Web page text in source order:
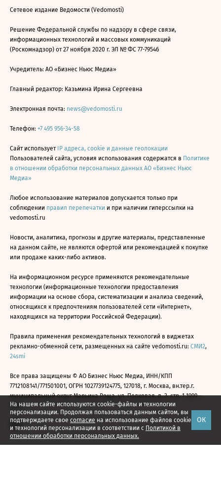
На нашем сайте используются cookie-файлы и технологии
персонализации. Продолжая пользоваться данным сайтом, вы
подтверждаете свое согласие на использование файлов cookie
и технологий персонализации в соответствии с Политикой в
отношении обработки персональных данных.
ОК
Сетевое издание Ведомости (Vedomosti)
Решение Федеральной службы по надзору в сфере связи,
информационных технологий и массовых коммуникаций
(Роскомнадзор) от 27 ноября 2020 г. ЭЛ № ФС 77-79546
Учредитель: АО «Бизнес Ньюс Медиа»
Главный редактор: Казьмина Ирина Сергеевна
Электронная почта: news@vedomosti.ru
Телефон: +7 495 956-34-58
Сайт использует IP адреса, cookie и данные геолокации
Пользователей сайта, условия использования содержатся в Политике
в отношении обработки персональных данных АО «Бизнес Ньюс
Медиа»
Любое использование материалов допускается только при
соблюдении правил перепечатки и при наличии гиперссылки на
vedomosti.ru
Новости, аналитика, прогнозы и другие материалы, представленные
на данном сайте, не являются офертой или рекомендацией к покупке
или продаже каких-либо активов.
На информационном ресурсе применяются рекомендательные
технологии (информационные технологии предоставления
информации на основе сбора, систематизации и анализа сведений,
относящихся к предпочтениям пользователей сети «Интернет»,
находящихся на территории Российской Федерации).
Правила применения рекомендательных технологий в виджетах
рекламно-обменной сети, размещенных на сайте vedomosti.ru: СМИ2,
24smi
Все права защищены © АО Бизнес Ньюс Медиа, ИНН/КПП
7712108141/771501001, ОГРН 1027739124775, 127018, г. Москва, вн.тер.г.
муниципальный округ Марьина Роща, ул. Полковая, д. 3, стр. 1 1999—
2026